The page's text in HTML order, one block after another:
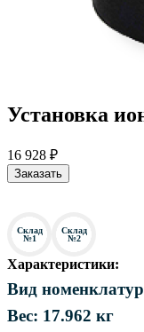
Установка
16 928 ₽
Заказать
Склад
№1
Склад
№2
Характеристики:
Вид
Вес: 17.962 кг